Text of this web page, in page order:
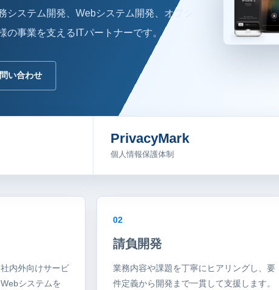
システム開発、Webシステム開発、オフシ
の事業を支えるITパートナーです。
い合わせ
PrivacyMark
個人情報保護体制
内外向けサービ
システムを
02
請負開発
業務内容や課題を丁寧にヒアリングし、要
件定義から開発まで一貫して支援します。